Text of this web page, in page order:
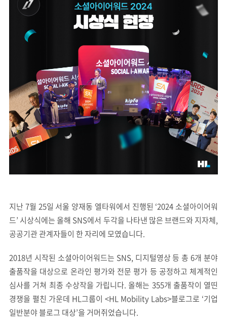
지난 7월 25일 서울 양재동 엘타워에서 진행된 ‘2024 소셜아이어워
드’ 시상식에는 올해 SNS에서 두각을 나타낸 많은 브랜드와 지자체,
공공기관 관계자들이 한 자리에 모였습니다.
2018년 시작된 소셜아이어워드는 SNS, 디지털영상 등 총 6개 분야
출품작을 대상으로 온라인 평가와 전문 평가 등 공정하고 체계적인
심사를 거쳐 최종 수상작을 가립니다. 올해는 355개 출품작이 열띤
경쟁을 펼친 가운데 HL그룹이 <HL Mobility Labs>블로그로 ‘기업
일반분야 블로그 대상’을 거머쥐었습니다.